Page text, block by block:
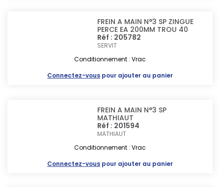
FREIN A MAIN N°3 SP ZINGUE
PERCE EA 200MM TROU 40
Réf : 205782
SERVIT
Conditionnement : Vrac
Connectez-vous pour ajouter au panier
FREIN A MAIN N°3 SP
MATHIAUT
Réf : 201594
MATHIAUT
Conditionnement : Vrac
Connectez-vous pour ajouter au panier